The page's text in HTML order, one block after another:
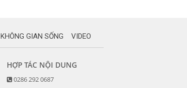
KHÔNG GIAN SỐNG VIDEO
HỢP TÁC NỘI DUNG
0286 292 0687